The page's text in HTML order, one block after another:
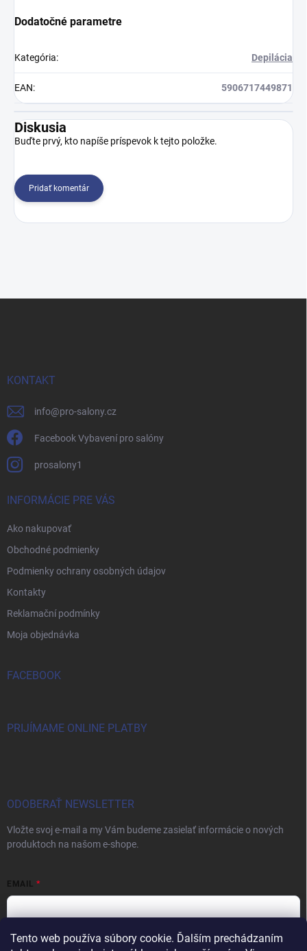
Tento web používa súbory cookie. Ďalším prechádzaním
Dodatočné parametre
Kategória: Depilácia
EAN: 5906717449871
Diskusia
Buďte prvý, kto napíše príspevok k tejto položke.
Pridať komentár
KONTAKT
info@pro-salony.cz
Facebook Vybavení pro salóny
prosalony1
INFORMÁCIE PRE VÁS
Ako nakupovať
Obchodné podmienky
Podmienky ochrany osobných údajov
Kontakty
Reklamační podmínky
Moja objednávka
FACEBOOK
PRIJÍMAME ONLINE PLATBY
ODOBERAŤ NEWSLETTER
Vložte svoj e-mail a my Vám budeme zasielať informácie o nových
produktoch na našom e-shope.
EMAIL